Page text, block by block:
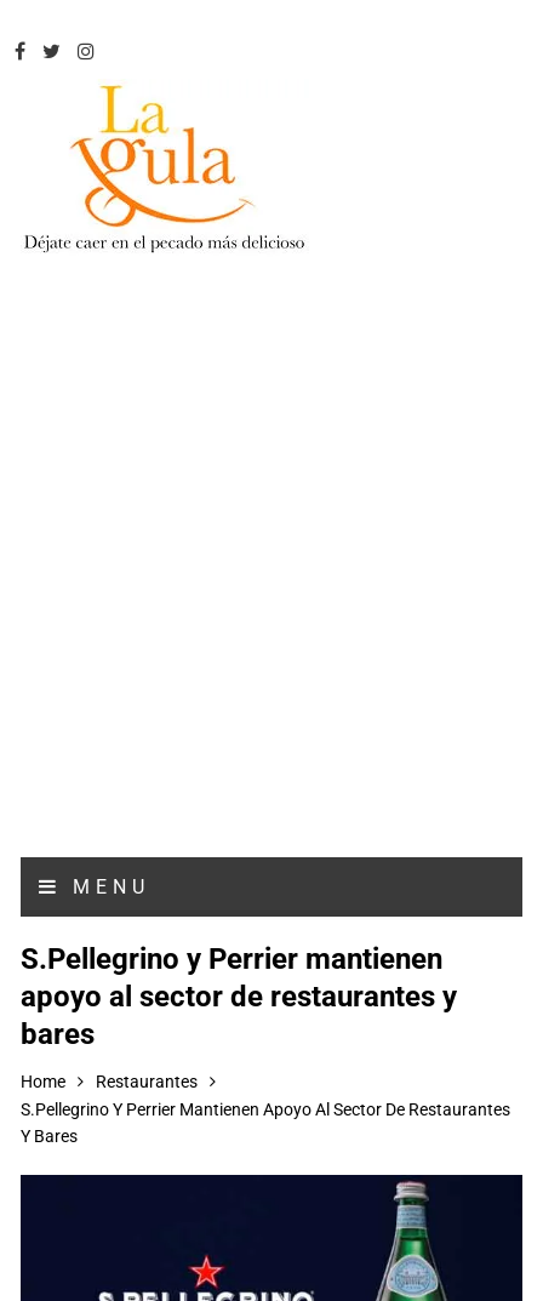
MENU
S.Pellegrino y Perrier mantienen
apoyo al sector de restaurantes y
bares
Home
Restaurantes
S.Pellegrino Y Perrier Mantienen Apoyo Al Sector De Restaurantes
Y Bares